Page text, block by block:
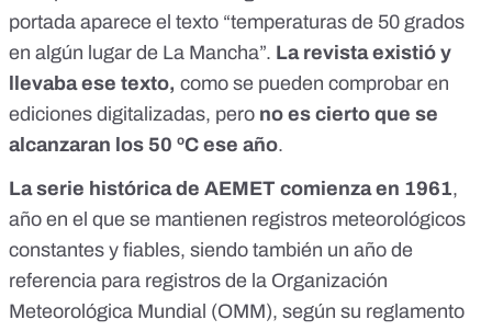
portada aparece el texto “temperaturas de 50 grados
en algún lugar de La Mancha”. La revistaexistió y
llevaba ese texto, como se pueden comprobar en
ediciones digitalizadas, pero no es cierto que se
alcanzaran los 50 ºC ese año.
La serie histórica de AEMET comienza en 1961,
año en el que se mantienen registros meteorológicos
constantes y fiables, siendo también un año de
referencia para registros de la Organización
Meteorológica Mundial (OMM), según su reglamento